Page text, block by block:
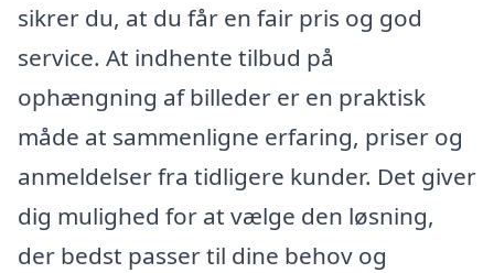
sikrer du, at du får en fair pris og god
service. At indhente tilbud på
ophængning af billeder er en praktisk
måde at sammenligne erfaring, priser og
anmeldelser fra tidligere kunder. Det giver
dig mulighed for at vælge den løsning,
der bedst passer til dine behov og